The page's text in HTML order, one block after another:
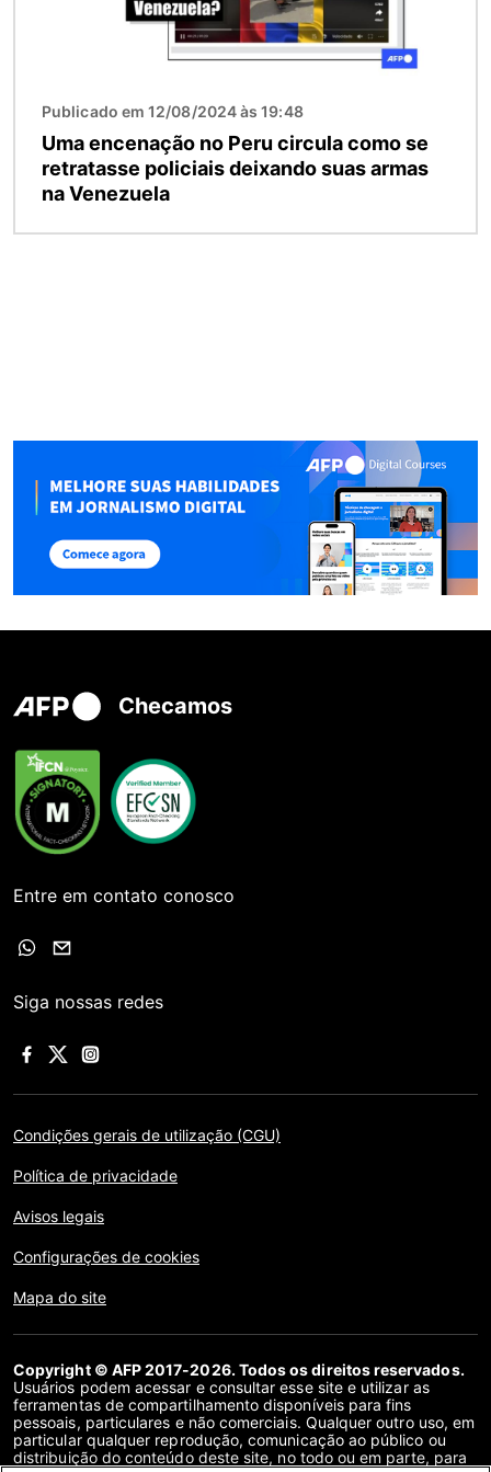
Publicado em 12/08/2024 às 19:48
Uma encenação no Peru circula como se
retratasse policiais deixando suas armas
na Venezuela
Checamos
Entre em contato conosco
Siga nossas redes
Condições gerais de utilização (CGU)
Política de privacidade
Avisos legais
Configurações de cookies
Mapa do site
Copyright © AFP 2017-2026. Todos os direitos reservados.
Usuários podem acessar e consultar esse site e utilizar as
ferramentas de compartilhamento disponíveis para fins
pessoais, particulares e não comerciais. Qualquer outro uso, em
particular qualquer reprodução, comunicação ao público ou
distribuição do conteúdo deste site, no todo ou em parte, para